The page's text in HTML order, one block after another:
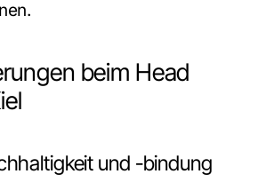
beim Head
und -bindung